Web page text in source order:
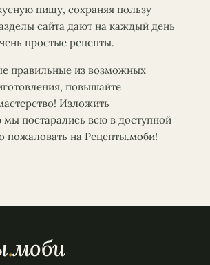
пищу, сохраняя пользу
сайта дают на каждый день
простые рецепты.
правильные из возможных
повышайте
Изложить
постарались всю в доступной
пожаловать на Рецепты.моби!
.моби